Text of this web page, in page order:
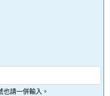
請一併輸入。